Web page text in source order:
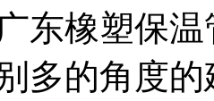
东橡塑保
多的角度